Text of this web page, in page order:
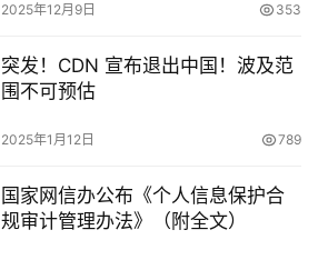
2025年12月9日 353
突发！CDN 宣布退出中国！波及范
围不可预估
2025年1月12日 789
国家网信办公布《个人信息保护合
规审计管理办法》（附全文）